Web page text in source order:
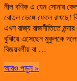
নীল বণিক এ যেন সোনার
বোতল ভেঙ্গে ফেলে রাখছে!
এখন রাজ্য রাজনীতিতে
বুঝিয়ে এসেছেন মুকুলকে দলে
বিজয়বর্গীয় বা …
আরও পড়ুন »